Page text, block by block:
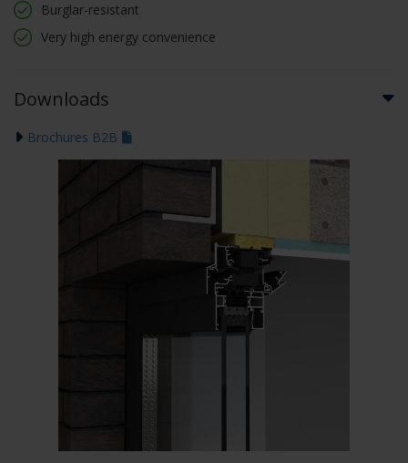
Burglar-resistant
Very high energy convenience
Downloads
Brochures B2B